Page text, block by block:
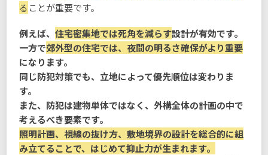
る ことが重要です。
例えば、住宅密集地では死角を減らす設計が有効です。
一方で郊外型の住宅では、夜間の明るさ確保がより重要
になります。
同じ防犯対策でも、立地によって優先順位は変わりま
す。
また、防犯は建物単体ではなく、外構全体の計画の中で
考えるべき要素です。
照明計画、視線の抜け方、敷地境界の設計を総合的に組
み立てることで、はじめて抑止力が生まれます。